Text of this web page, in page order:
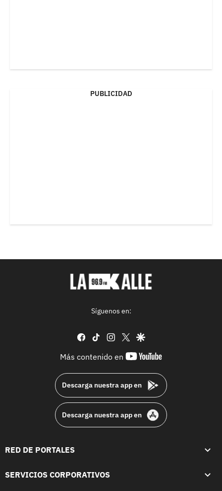
PUBLICIDAD
Síguenos en:
facebook
tiktok instagram
twittergoogle
Más contenido en
youtube-
Descarga nuestra app en
Descarga nuestra app en
RED DE PORTALES
SERVICIOS CORPORATIVOS